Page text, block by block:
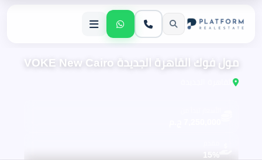
مول فوك القاهرة الجديدة VOKE New Cairo
15%